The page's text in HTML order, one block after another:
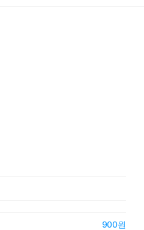
900원